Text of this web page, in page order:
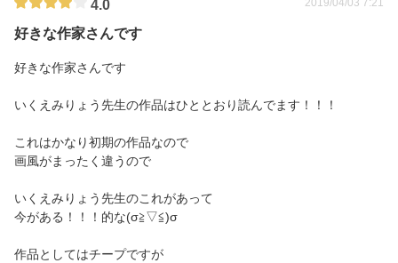
4.0 2019/04/03 7:21
好きな作家さんです
好きな作家さんです
いくえみりょう先生の作品はひととおり読んでます！！！
これはかなり初期の作品なので
画風がまったく違うので
いくえみりょう先生のこれがあって
今がある！！！的な(σ≧▽≦)σ
作品としてはチープですが